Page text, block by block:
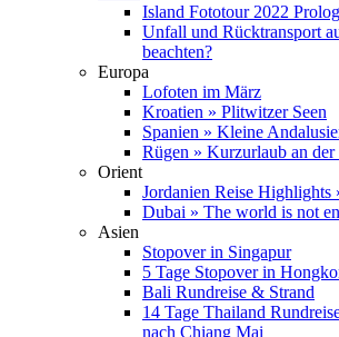
Island Fototour 2022 Prolog
Unfall und Rücktransport
beachten?
Europa
Lofoten im März
Kroatien » Plitwitzer Seen
Spanien » Kleine
Rügen » Kurzurlaub an der
Orient
Jordanien Reise Highlights
Dubai » The world is not
Asien
Stopover in Singapur
5 Tage Stopover in
Bali Rundreise & Strand
14 Tage Thailand
nach Chiang Mai